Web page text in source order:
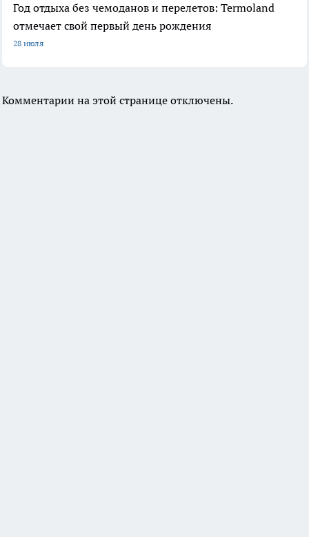
Год отдыха без чемоданов и перелетов: Termoland
отмечает свой первый день рождения
28 июля
Комментарии на этой странице отключены.